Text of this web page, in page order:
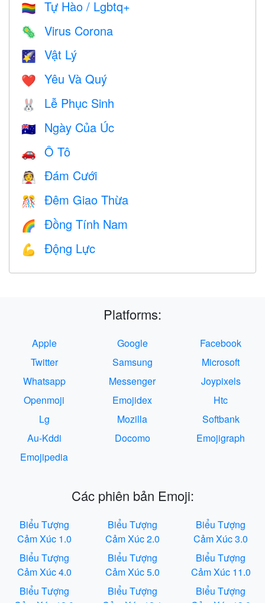
🏳️‍🌈 Tự Hào / Lgbtq+
🦠 Virus Corona
🌠 Vật Lý
❤️️ Yêu Và Quý
🐰 Lễ Phục Sinh
🇦🇺 Ngày Của Úc
🚗 Ô Tô
👰 Đám Cưới
🎊 Đêm Giao Thừa
🌈 Đồng Tính Nam
💪 Động Lực
Platforms:
Apple Google
Facebook
Twitter
Samsung
Microsoft
Whatsapp
Messenger
Joypixels
Openmoji
Emojidex
Htc
Lg
Mozilla
Softbank
Au-Kddi
Docomo
Emojigraph
Emojipedia
Các phiên bản Emoji:
Biểu Tượng
Cảm Xúc 1.0
Biểu Tượng
Cảm Xúc 2.0
Biểu Tượng
Cảm Xúc 3.0
Biểu Tượng
Cảm Xúc 4.0
Biểu Tượng
Cảm Xúc 5.0
Biểu Tượng
Cảm Xúc 11.0
Biểu Tượng
Biểu Tượng
Biểu Tượng